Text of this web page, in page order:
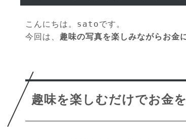
こんにちは。satoです。
今回は、 趣味の写真を楽しみながらお金
趣味を楽しむだけでお金